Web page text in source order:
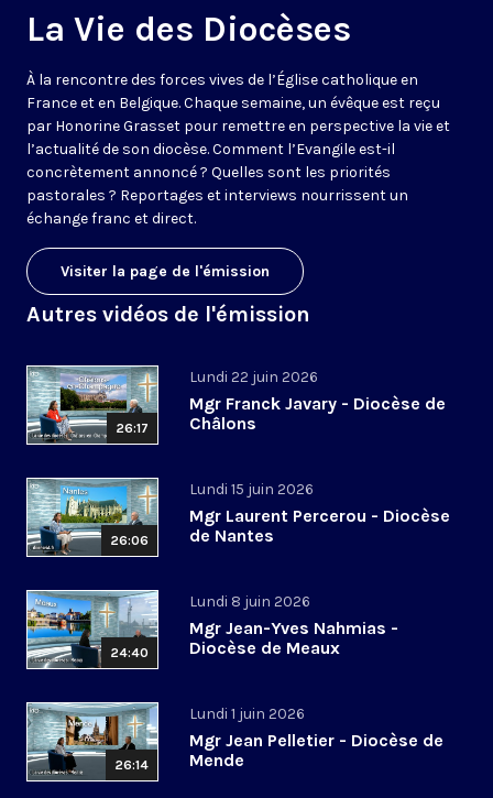
La Vie des Diocèses
À la rencontre des forces vives de l’Église catholique en
France et en Belgique. Chaque semaine, un évêque est reçu
par Honorine Grasset pour remettre en perspective la vie et
l’actualité de son diocèse. Comment l’Evangile est-il
concrètement annoncé ? Quelles sont les priorités
pastorales ? Reportages et interviews nourrissent un
échange franc et direct.
Visiter la page de l'émission
Autres vidéos de l'émission
26:17
Lundi 22 juin 2026
Mgr Franck Javary - Diocèse de
Châlons
26:06
Lundi 15 juin 2026
Mgr Laurent Percerou - Diocèse
de Nantes
24:40
Lundi 8 juin 2026
Mgr Jean-Yves Nahmias -
Diocèse de Meaux
26:14
Lundi 1 juin 2026
Mgr Jean Pelletier - Diocèse de
Mende